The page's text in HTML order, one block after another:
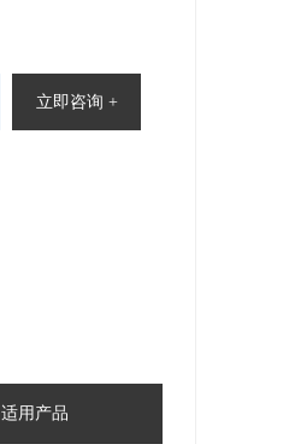
立即咨询 +
适用产品